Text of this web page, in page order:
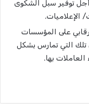
توفير سبل الشكوى
الإعلاميات.
على المؤسسات
التي تمارس بشكل
بها.